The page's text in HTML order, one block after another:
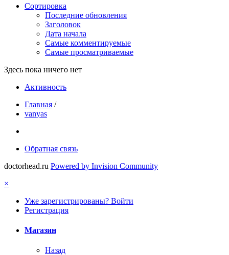
Сортировка
Последние обновления
Заголовок
Дата начала
Самые комментируемые
Самые просматриваемые
Здесь пока ничего нет
Активность
Главная /
vanyas
Обратная связь
doctorhead.ru Powered by Invision Community
×
Уже зарегистрированы? Войти
Регистрация
Магазин
Назад